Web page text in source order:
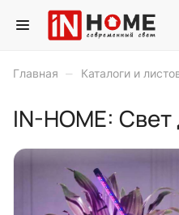
Главная – Каталоги и
IN-HOME: